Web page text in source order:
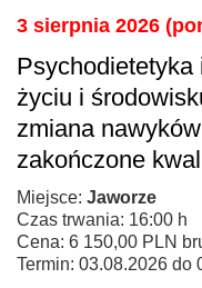
3 sierpnia 2026
życiu i
zmiana
zakończone
Miejsce: Jaworze
Czas trwania: 16:00 h
Cena: 6 150,00 PLN
Termin: 03.08.2026 do